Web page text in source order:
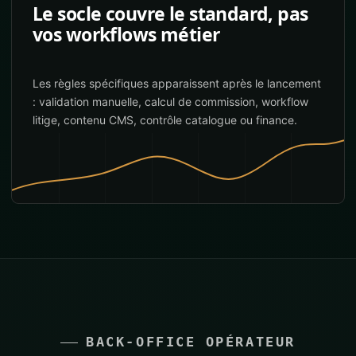
Le socle couvre le standard, pas
vos workflows métier
Les règles spécifiques apparaissent après le lancement
: validation manuelle, calcul de commission, workflow
litige, contenu CMS, contrôle catalogue ou finance.
BACK-OFFICE OPÉRATEUR